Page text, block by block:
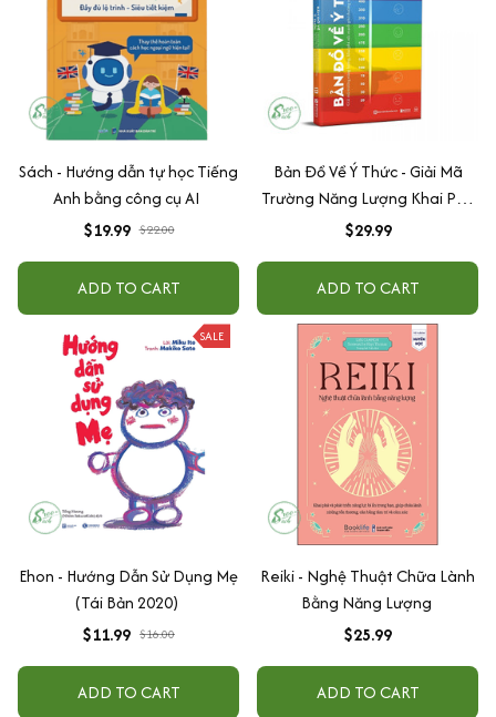
Sách - Hướng dẫn tự học Tiếng
Anh bằng công cụ AI
$19.99 $22.00
ADD TO CART
Bản Đồ Về Ý Thức - Giải Mã
Trường Năng Lượng Khai Phá
Sức Mạnh Phi Thường Trong
$29.99
ADD TO CART
SALE
Ehon - Hướng Dẫn Sử Dụng Mẹ
(Tái Bản 2020)
$11.99 $16.00
ADD TO CART
Reiki - Nghệ Thuật Chữa Lành
Bằng Năng Lượng
$25.99
ADD TO CART